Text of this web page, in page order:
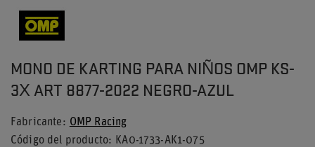
MONO DE KARTING PARA NIÑOS OMP KS-
3X ART 8877-2022 NEGRO-AZUL
Fabricante
OMP Racing
Código del producto
KA0-1733-AK1-075